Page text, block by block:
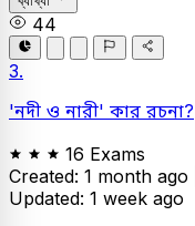
44
3.
'নদী ও নারী' কার রচনা?
16 Exams
Created: 1 month ago |
Updated: 1 week ago